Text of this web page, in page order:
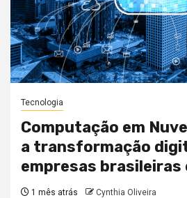
Tecnologia
Computação em
a transformação
empresas brasileiras
1 mês atrás Cynthia Oliveira